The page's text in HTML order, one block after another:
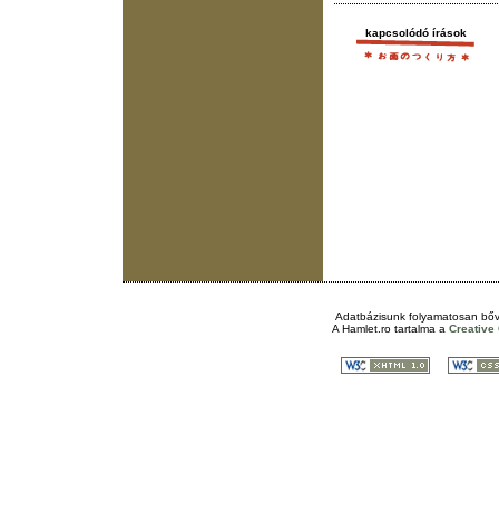
kapcsolódó írások
Adatbázisunk folyamatosan
A Hamlet.ro tartalma a Creative